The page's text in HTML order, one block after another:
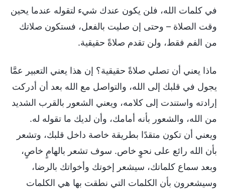
في كلمات الله، فلن يكون عندك شيء لتقوله عندما يحين
وقت الصلاة – وحتى إن صليت بالفعل، فستكون صلاتك
من الفم فقط، ولن تقدم صلاةً حقيقية.
ماذا يعني أن تصلي صلاةً حقيقية؟ إن هذا يعني التعبير عمَّا
يجول في قلبك إلى الله، والتواصل مع الله بعد أن أدركت
إرادته واستندت إلى كلامه، ويعني الشعور بالقرب الشديد
من الله، والشعور بأنه أمامك، وأن لديك ما تقوله له.
ويعني أن تكون متقدًا بطريقة خاصة داخل قلبك، وتشعر
بأن الله رائع على نحوٍ خاص. سوف تشعر بالهامٍ خاصٍ،
وبعد سماع كلماتك، سيشعر إخوتك وأخواتك بالرضا،
وسيشعرون بأن الكلمات التي نطقت بها هي الكلمات